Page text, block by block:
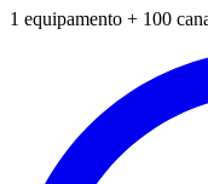
1 equipamento + 100